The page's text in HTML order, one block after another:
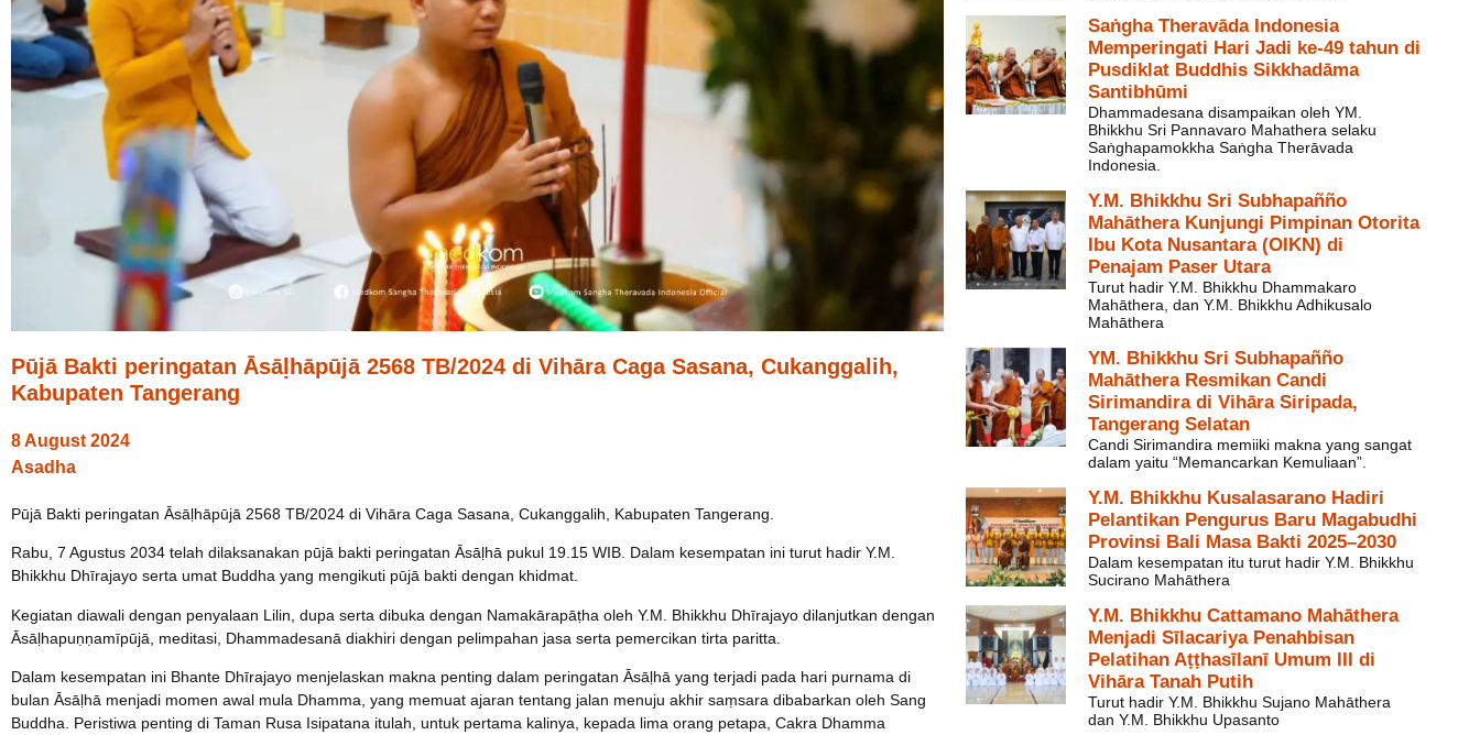
Pūjā Bakti peringatan Āsāḷhāpūjā 2568 TB/2024 di Vihāra Caga Sasana, Cukanggalih,
Kabupaten Tangerang
8 August 2024
Asadha
Pūjā Bakti peringatan Āsāḷhāpūjā 2568 TB/2024 di Vihāra Caga Sasana, Cukanggalih, Kabupaten Tangerang.
Rabu, 7 Agustus 2034 telah dilaksanakan pūjā bakti peringatan Āsāḷhā pukul 19.15 WIB. Dalam kesempatan ini turut hadir Y.M.
Bhikkhu Dhīrajayo serta umat Buddha yang mengikuti pūjā bakti dengan khidmat.
Kegiatan diawali dengan penyalaan Lilin, dupa serta dibuka dengan Namakārapāṭha oleh Y.M. Bhikkhu Dhīrajayo dilanjutkan dengan
Āsāḷhapuṇṇamīpūjā, meditasi, Dhammadesanā diakhiri dengan pelimpahan jasa serta pemercikan tirta paritta.
Dalam kesempatan ini Bhante Dhīrajayo menjelaskan makna penting dalam peringatan Āsāḷhā yang terjadi pada hari purnama di
bulan Āsāḷhā menjadi momen awal mula Dhamma, yang memuat ajaran tentang jalan menuju akhir saṃsara dibabarkan oleh Sang
Buddha. Peristiwa penting di Taman Rusa Isipatana itulah, untuk pertama kalinya, kepada lima orang petapa, Cakra Dhamma
Saṅgha Theravāda Indonesia
Memperingati Hari Jadi ke-49 tahun di
Pusdiklat Buddhis Sikkhadāma
Santibhūmi
Dhammadesana disampaikan oleh YM.
Bhikkhu Sri Pannavaro Mahathera selaku
Saṅghapamokkha Saṅgha Therāvada
Indonesia.
Y.M. Bhikkhu Sri Subhapañño
Mahāthera Kunjungi Pimpinan Otorita
Ibu Kota Nusantara (OIKN) di
Penajam Paser Utara
Turut hadir Y.M. Bhikkhu Dhammakaro
Mahāthera, dan Y.M. Bhikkhu Adhikusalo
Mahāthera
YM. Bhikkhu Sri Subhapañño
Mahāthera Resmikan Candi
Sirimandira di Vihāra Siripada,
Tangerang Selatan
Candi Sirimandira memiiki makna yang sangat
dalam yaitu “Memancarkan Kemuliaan”.
Y.M. Bhikkhu Kusalasarano Hadiri
Pelantikan Pengurus Baru Magabudhi
Provinsi Bali Masa Bakti 2025–2030
Dalam kesempatan itu turut hadir Y.M. Bhikkhu
Sucirano Mahāthera
Y.M. Bhikkhu Cattamano Mahāthera
Menjadi Sīlacariya Penahbisan
Pelatihan Aṭṭhasīlanī Umum III di
Vihāra Tanah Putih
Turut hadir Y.M. Bhikkhu Sujano Mahāthera
dan Y.M. Bhikkhu Upasanto